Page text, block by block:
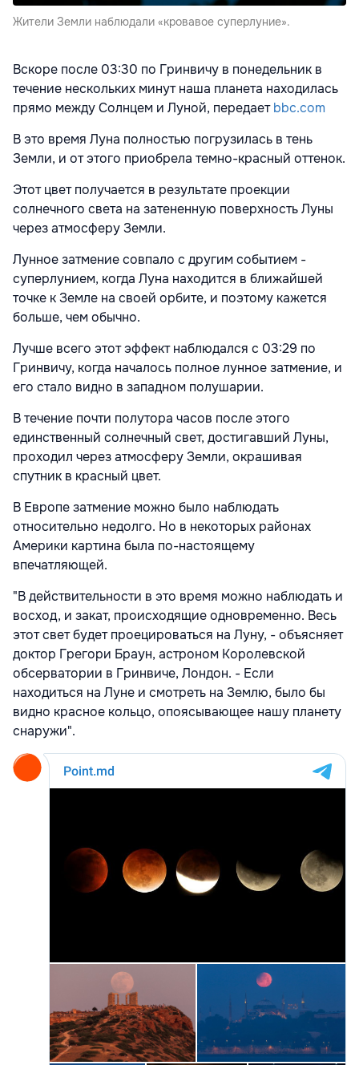
Жители Земли наблюдали «кровавое суперлуние».
Вскоре после 03:30 по Гринвичу в понедельник в
течение нескольких минут наша планета находилась
прямо между Солнцем и Луной, передаетbbc.com
В это время Луна полностью погрузилась в тень
Земли, и от этого приобрела темно-красный оттенок.
Этот цвет получается в результате проекции
солнечного света на затененную поверхность Луны
через атмосферу Земли.
Лунное затмение совпало с другим событием -
суперлунием, когда Луна находится в ближайшей
точке к Земле на своей орбите, и поэтому кажется
больше, чем обычно.
Лучше всего этот эффект наблюдался с 03:29 по
Гринвичу, когда началось полное лунное затмение, и
его стало видно в западном полушарии.
В течение почти полутора часов после этого
единственный солнечный свет, достигавший Луны,
проходил через атмосферу Земли, окрашивая
спутник в красный цвет.
В Европе затмение можно было наблюдать
относительно недолго. Но в некоторых районах
Америки картина была по-настоящему
впечатляющей.
"В действительности в это время можно наблюдать и
восход, и закат, происходящие одновременно. Весь
этот свет будет проецироваться на Луну, - объясняет
доктор Грегори Браун, астроном Королевской
обсерватории в Гринвиче, Лондон. - Если
находиться на Луне и смотреть на Землю, было бы
видно красное кольцо, опоясывающее нашу планету
снаружи".